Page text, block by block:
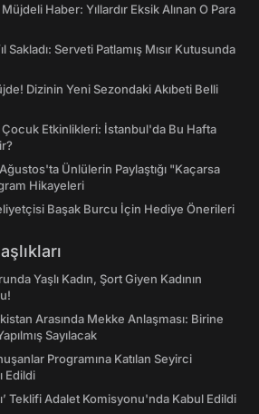
Müjdeli Haber: Yıllardır Eksik Alınan O Para
Sakladı: Serveti Patlamış Mısır Kutusunda
Dizinin Yeni Sezondaki Akıbeti Belli
Çocuk Etkinlikleri: İstanbul'da Bu Hafta
Ünlülerin Paylaştığı "Kaçarsa
Hikayeleri
Başak Burcu İçin Hediye Önerileri
Yaşlı Kadın, Şort Giyen Kadının
Arasında Mekke Anlaşması: Birine
Sayılacak
Programına Katılan Seyirci
Edildi
Teklifi Adalet Komisyonu'nda Kabul Edildi